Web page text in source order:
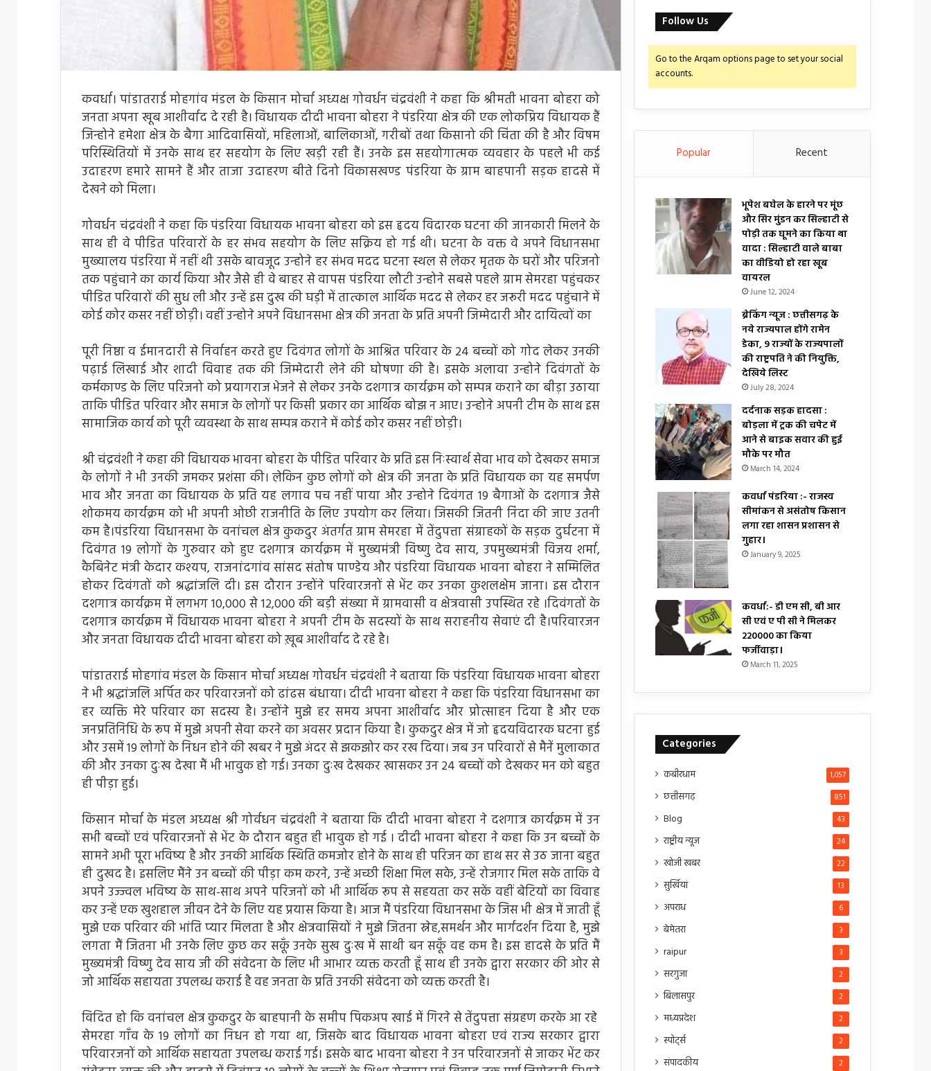
कवर्धा। पांडातराई मोहगांव मंडल के किसान मोर्चा अध्यक्ष गोवर्धन चंद्रवंशी ने कहा कि श्रीमती भावना बोहरा को
जनता अपना खूब आशीर्वाद दे रही है। विधायक दीदी भावना बोहरा ने पंडरिया क्षेत्र की एक लोकप्रिय विधायक हैं
जिन्होने हमेशा क्षेत्र के बैगा आदिवासियों, महिलाओं, बालिकाओं, गरीबों तथा किसानो की चिंता की है और विषम
परिस्थितियों में उनके साथ हर सहयोग के लिए खड़ी रही हैं। उनके इस सहयोगात्मक व्यवहार के पहले भी कई
उदाहरण हमारे सामने हैं और ताजा उदाहरण बीते दिनो विकासखण्ड पंडरिया के ग्राम बाहपानी सड़क हादसे में
देखने को मिला।
गोवर्धन चंद्रवंशी ने कहा कि पंडरिया विधायक भावना बोहरा को इस हृदय विदारक घटना की जानकारी मिलने के
साथ ही वे पीडित परिवारों के हर संभव सहयोग के लिए सक्रिय हो गई थी। घटना के वक्त वे अपने विधानसभा
मुख्यालय पंडरिया में नहीं थी उसके बावजूद उन्होने हर संभव मदद घटना स्थल से लेकर मृतक के घरों और परिजनो
तक पहुंचाने का कार्य किया और जैसे ही वे बाहर से वापस पंडरिया लौटी उन्होने सबसे पहले ग्राम सेमरहा पहुंचकर
पीडित परिवारों की सुध ली और उन्हें इस दुख की घड़ी में तात्काल आर्थिक मदद से लेकर हर जरूरी मदद पहुंचाने में
कोई कोर कसर नहीं छोड़ी। वहीं उन्होने अपने विधानसभा क्षेत्र की जनता के प्रति अपनी जिम्मेदारी और दायित्वों का
पूरी निष्ठा व ईमानदारी से निर्वाहन करते हुए दिवंगत लोगों के आश्रित परिवार के 24 बच्चों को गोद लेकर उनकी
पढ़ाई लिखाई और शादी विवाह तक की जिम्मेदारी लेने की घोषणा की है। इसके अलावा उन्होने दिवंगतों के
कर्मकाण्ड के लिए परिजनो को प्रयागराज भेजने से लेकर उनके दशगात्र कार्यक्रम को सम्पन्न कराने का बीड़ा उठाया
ताकि पीडित परिवार और समाज के लोगों पर किसी प्रकार का आर्थिक बोझ न आए। उन्होने अपनी टीम के साथ इस
सामाजिक कार्य को पूरी व्यवस्था के साथ सम्पन्न कराने में कोई कोर कसर नहीं छोड़ी।
श्री चंद्रवंशी ने कहा की विधायक भावना बोहरा के पीडित परिवार के प्रति इस निःस्वार्थ सेवा भाव को देखकर समाज
के लोगों ने भी उनकी जमकर प्रशंसा की। लेकिन कुछ लोगों को क्षेत्र की जनता के प्रति विधायक का यह समर्पण
भाव और जनता का विधायक के प्रति यह लगाव पच नहीं पाया और उन्होने दिवंगत 19 बैगाओं के दशगात्र जैसे
शोकमय कार्यक्रम को भी अपनी ओछी राजनीति के लिए उपयोग कर लिया। जिसकी जितनी निंदा की जाए उतनी
कम है।पंडरिया विधानसभा के वनांचल क्षेत्र कुकदुर अंतर्गत ग्राम सेमरहा में तेंदुपत्ता संग्राहकों के सड़क दुर्घटना में
दिवंगत 19 लोगों के गुरुवार को हुए दशगात्र कार्यक्रम में मुख्यमंत्री विष्णु देव साय, उपमुख्यमंत्री विजय शर्मा,
कैबिनेट मंत्री केदार कश्यप, राजनांदगांव सांसद संतोष पाण्डेय और पंडरिया विधायक भावना बोहरा ने सम्मिलित
होकर दिवंगतों को श्रद्धांजलि दी। इस दौरान उन्होंने परिवारजनों से भेंट कर उनका कुशलक्षेम जाना। इस दौरान
दशगात्र कार्यक्रम में लगभग 10,000 से 12,000 की बड़ी संख्या में ग्रामवासी व क्षेत्रवासी उपस्थित रहे ।दिवंगतों के
दशगात्र कार्यक्रम में विधायक भावना बोहरा ने अपनी टीम के सदस्यों के साथ सराहनीय सेवाएं दी है।परिवारजन
और जनता विधायक दीदी भावना बोहरा को ख़ूब आशीर्वाद दे रहे है।
पांडातराई मोहगांव मंडल के किसान मोर्चा अध्यक्ष गोवर्धन चंद्रवंशी ने बताया कि पंडरिया विधायक भावना बोहरा
ने भी श्रद्धांजलि अर्पित कर परिवारजनों को ढांढस बंधाया। दीदी भावना बोहरा ने कहा कि पंडरिया विधानसभा का
हर व्यक्ति मेरे परिवार का सदस्य है। उन्होंने मुझे हर समय अपना आशीर्वाद और प्रोत्साहन दिया है और एक
जनप्रतिनिधि के रूप में मुझे अपनी सेवा करने का अवसर प्रदान किया है। कुकदुर क्षेत्र में जो हृदयविदारक घटना हुई
और उसमें 19 लोगों के निधन होने की खबर ने मुझे अंदर से झकझोर कर रख दिया। जब उन परिवारों से मैनें मुलाकात
की और उनका दुःख देखा मैं भी भावुक हो गई। उनका दुःख देखकर खासकर उन 24 बच्चों को देखकर मन को बहुत
ही पीड़ा हुई।
किसान मोर्चा के मंडल अध्यक्ष श्री गोर्वधन चंद्रवंशी ने बताया कि दीदी भावना बोहरा ने दशगात्र कार्यक्रम में उन
सभी बच्चों एवं परिवारजनों से भेंट के दौरान बहुत ही भावुक हो गई । दीदी भावना बोहरा ने कहा कि उन बच्चों के
सामने अभी पूरा भविष्य है और उनकी आर्थिक स्थिति कमजोर होने के साथ ही परिजन का हाथ सर से उठ जाना बहुत
ही दुखद है। इसलिए मैंने उन बच्चों की पीड़ा कम करने, उन्हें अच्छी शिक्षा मिल सके, उन्हें रोजगार मिल सके ताकि वे
अपने उज्ज्वल भविष्य के साथ-साथ अपने परिजनों को भी आर्थिक रूप से सहयता कर सकें वहीं बेटियों का विवाह
कर उन्हें एक खुशहाल जीवन देने के लिए यह प्रयास किया है। आज मैं पंडरिया विधानसभा के जिस भी क्षेत्र में जाती हूँ
मुझे एक परिवार की भांति प्यार मिलता है और क्षेत्रवासियों ने मुझे जितना स्नेह,समर्थन और मार्गदर्शन दिया है, मुझे
लगता मैं जितना भी उनके लिए कुछ कर सकूँ उनके सुख दुःख में साथी बन सकूँ वह कम है। इस हादसे के प्रति मैं
मुख्यमंत्री विष्णु देव साय जी की संवेदना के लिए भी आभार व्यक्त करती हूँ साथ ही उनके द्वारा सरकार की ओर से
जो आर्थिक सहायता उपलब्ध कराई है वह जनता के प्रति उनकी संवेदना को व्यक्त करती है।
विदित हो कि वनांचल क्षेत्र कुकदुर के बाहपानी के समीप पिकअप खाई में गिरने से तेंदुपत्ता संग्रहण करके आ रहे
सेमरहा गाँव के 19 लोगों का निधन हो गया था, जिसके बाद विधायक भावना बोहरा एवं राज्य सरकार द्वारा
परिवारजनों को आर्थिक सहायता उपलब्ध कराई गई। इसके बाद भावना बोहरा ने उन परिवारजनों से जाकर भेंट कर
Follow Us
Go to the Arqam options page to set your social
accounts.
Popular Recent
भूपेश बघेल के हारने पर मूंछ
और सिर मुंडन कर सिल्हाटी से
पोड़ी तक घूमने का किया था
वादा : सिल्हाटी वाले बाबा
का वीडियो हो रहा खूब
वायरल
June 12, 2024
ब्रेकिंग न्यूज : छत्तीसगढ़ के
नये राज्यपाल होंगे रामेन
डेका, 9 राज्यों के राज्यपालों
की राष्ट्रपति ने की नियुक्ति,
देखिये लिस्ट
July 28, 2024
दर्दनाक सड़क हादसा :
बोड़ला में ट्रक की चपेट में
आने से बाइक सवार की हुई
मौके पर मौत
March 14, 2024
कवर्धा पंडरिया :- राजस्व
सीमांकन से असंतोष किसान
लगा रहा शासन प्रशासन से
गुहार।
January 9, 2025
कवर्धा:- डी एम सी, बी आर
सी एवं ए पी सी ने मिलकर
₹220000 का किया
फर्जीवाड़ा।
March 11, 2025
Categories
कबीरधाम 1,057
छत्तीसगढ़ 851
Blog 43
राष्ट्रीय न्यूज 24
खोजी खबर 22
सुर्खियां 13
अपराध 6
बेमेतरा 3
raipur 3
सरगुजा 2
बिलासपुर 2
मध्यप्रदेश 2
स्पोर्ट्स 2
संपादकीय 2